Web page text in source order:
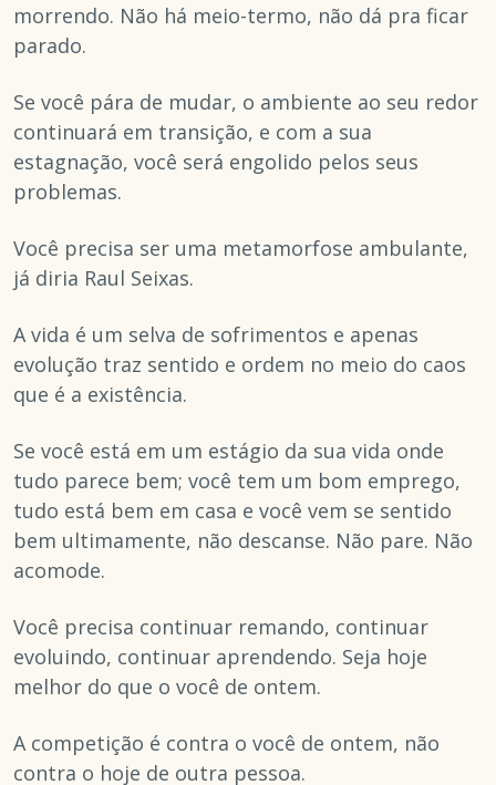
morrendo. Não há meio-termo, não dá pra ficar
parado.
Se você pára de mudar, o ambiente ao seu redor
continuará em transição, e com a sua
estagnação, você será engolido pelos seus
problemas.
Você precisa ser uma metamorfose ambulante,
já diria Raul Seixas.
A vida é um selva de sofrimentos e apenas
evolução traz sentido e ordem no meio do caos
que é a existência.
Se você está em um estágio da sua vida onde
tudo parece bem; você tem um bom emprego,
tudo está bem em casa e você vem se sentido
bem ultimamente, não descanse. Não pare. Não
acomode.
Você precisa continuar remando, continuar
evoluindo, continuar aprendendo. Seja hoje
melhor do que o você de ontem.
A competição é contra o você de ontem, não
contra o hoje de outra pessoa.